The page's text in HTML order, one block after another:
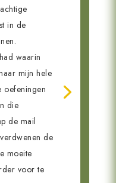
in de
waarin
mijn hele
die
de mail
de
moeite
voor te